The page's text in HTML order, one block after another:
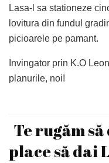
Lasa-l sa stationeze
lovitura din fundul
picioarele pe pamant.
Invingator prin K.O
planurile, noi!
Te rugăm
place să dai